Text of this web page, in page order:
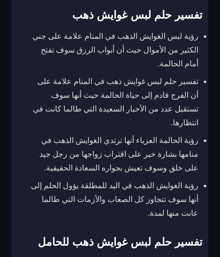
تفسير حلم لبس غوايش ذهب
رؤية لبس الغوايش الذهب في المنام علامة على جني
الكثير من الأموال حيث أن أبواب الرزق سوف تفتح
أمام الحالمة.
تفسير حلم لبس غوايش ذهب في المنام علامة على
أن الفرج قادم إلى حياة الحالمة حيث أنها سوف
تستقبل عدد من الأخبار السعيدة التي طالما كانت في
انتظارها.
رؤية الحالمة العزباء أنها ترتدي الغوايش الذهب في
منامها بشارة خير على اقتراب زواجها من رجل جيد
على خلق وسوف تعيش بجواره السعادة الحقيقية.
رؤية الغوايش الذهب في اليد للمطلقة يؤول الحلم إلى
أنها سوف تتجاوز كل الصعاب والأزمات التي طالما
عانت منها لمدة.
تفسير حلم لبس غوايش ذهب للحامل